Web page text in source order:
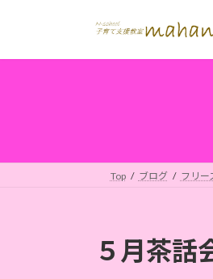
ッ
移
Top ブログ フリー
５月茶話